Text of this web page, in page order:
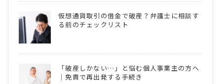
仮想通貨取引の借金で破産？弁護士に相談す
る前のチェックリスト
「破産しかない…」と悩む個人事業主の方へ
｜免責で再出発する手続き